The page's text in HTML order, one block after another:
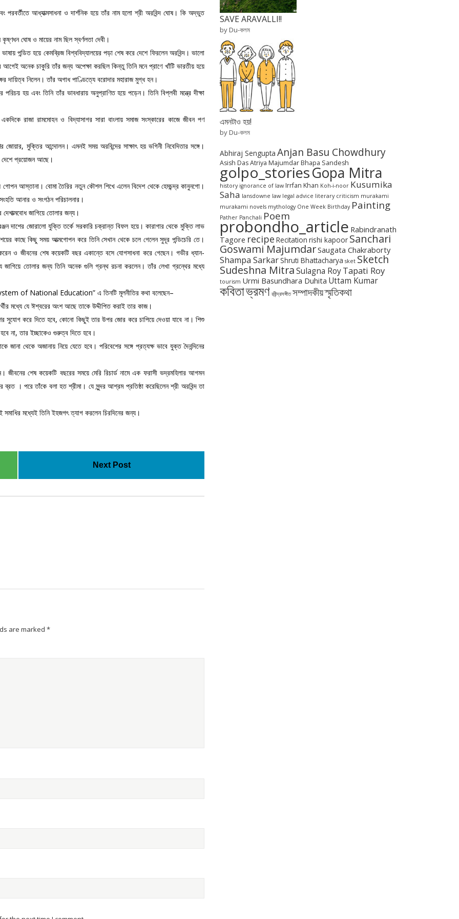
পরবর্তীতে আধ্যাত্মসাধনা ও দার্শনিক হয়ে তাঁর নাম হলো শ্রী অরবিন্দ ঘোষ। কি অদ্ভুত
ঘোষ ও মায়ের নাম ছিল স্বর্ণলতা দেবী।
পন্ডিত হয়ে কেমব্রিজ বিশ্ববিদ্যালয়ের পড়া শেষ করে দেশে ফিরলেন অরবিন্দ। ভালো
আগেই অনেক চাকুরি তাঁর জন্য অপেক্ষা করছিল কিন্তু তিনি মনে প্রাণে খাঁটি ভারতীয় হয়ে
দায়িত্ব নিলেন। তাঁর অগাধ পাণ্ডিত্যে বরোদার মহারাজ মুগ্ধ হন।
পরিচয় হয় এবং তিনি তাঁর ভাবধারায় অনুপ্রাণিত হয়ে পড়েন। তিনি বিপ্লবী মন্ত্রে দীক্ষা
রাজা রামমোহন ও বিদ্যাসাগর সারা বাংলায় সমাজ সংস্কারের কাজে জীবন পণ
জোয়ার, মুক্তির আন্দোলন। এমনই সময় অরবিন্দের সাক্ষাৎ হয় ভগিনী নিবেদিতার সঙ্গে।
দেশে প্রয়োজন আছে।
গোপন আস্তানা। বোমা তৈরির নতুন কৌশল শিখে এলেন বিদেশ থেকে হেমচন্দ্র কানুনগো।
আনার ও সংগঠন পরিচালনার।
দেশাত্মবোধ জাগিয়ে তোলার জন্য।
দাশের জোরালো যুক্তি তর্কে সরকারি চক্রান্ত বিফল হয়ে। কারাগার থেকে মুক্তি লাভ
কাছে কিছু সময় আত্মগোপন করে তিনি সেখান থেকে চলে গেলেন সুদূর পন্ডিচেরি তে।
ও জীবনের শেষ কয়েকটি বছর একান্তে বসে যোগসাধনা করে গেছেন। গভীর ধ্যান-
জাগিয়ে তোলার জন্য তিনি অনেক গুলি গ্রন্থ রচনা করলেন। তাঁর লেখা গ্রন্থের মধ্যে
System of National Education” এ তিনটি মূলনীতির কথা বলেছেন–
মধ্যে যে ঈশ্বরের অংশ আছে তাকে উদ্দীপিত করাই তার কাজ।
সুযোগ করে দিতে হবে, কোনো কিছুই তার উপর জোর করে চাপিয়ে দেওয়া যাবে না। শিশু
হবে না, তার ইচ্ছাকেও গুরুত্ব দিতে হবে।
জানা থেকে অজানায় নিয়ে যেতে হবে। পরিবেশের সঙ্গে প্রত্যক্ষ ভাবে যুক্ত দৈনন্দিনের
শেষ কয়েকটি বছরের সময়ে মেরি রিচার্ড নামে এক ফরাসী ভদ্রমহিলার আগমন
ব্রত । পরে তাঁকে বলা হত শ্রীমা। যে সুন্দর আশ্রম প্রতিষ্ঠা করেছিলেন শ্রী অরবিন্দ তা
মধ্যেই তিনি ইহজগৎ ত্যাগ করলেন চিরদিনের জন্য।
Next Post
are marked *
SAVE ARAVALLI!!
by Du-কলম
এমনটাও হয়!
by Du-কলম
Abhiraj Sengupta Anjan Basu Chowdhury
Asish DasAtriya Majumdar Bhapa Sandesh
golpo_storiesGopa Mitra
history ignorance of law Irrfan Khan Koh-i-noor Kusumika
Saha lansdowne law legal advice literary criticism murakami
murakami novels mythology One Week Birthday Painting
Pather Panchali Poem
probondho_article Rabindranath
Tagore recipe Recitation rishi kapoor Sanchari
Goswami MajumdarSaugata Chakraborty
Shampa SarkarShruti Bhattacharya sket Sketch
Sudeshna MitraSulagna RoyTapati Roy
tourism Urmi Basundhara Duhita Uttam Kumar
কবিতাভ্রমণ রবীন্দ্রসঙ্গীত সম্পাদকীয়স্মৃতিকথা